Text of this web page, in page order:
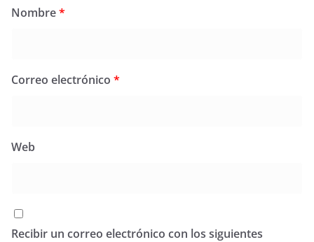
Nombre*
Correo electrónico *
Web
Recibir un correo electrónico con los siguientes